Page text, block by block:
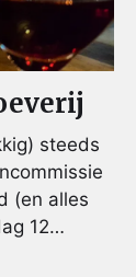
steeds
(en alles
12…